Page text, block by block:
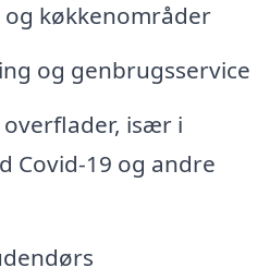
køkkenområder
og genbrugsservice
især i
Covid-19 og andre